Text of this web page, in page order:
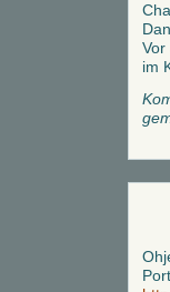
Vor
im